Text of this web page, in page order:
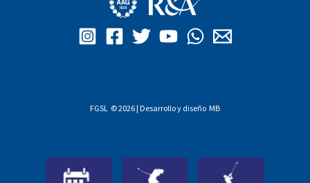
FGSL © 2026 | Desarrollo y diseño MB